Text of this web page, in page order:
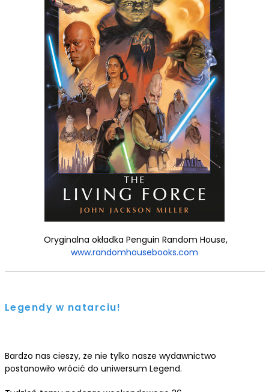
Oryginalna okładka Penguin Random House,
www.randomhousebooks.com
Legendy w natarciu!
Bardzo nas cieszy, że nie tylko nasze wydawnictwo
postanowiło wrócić do uniwersum Legend.